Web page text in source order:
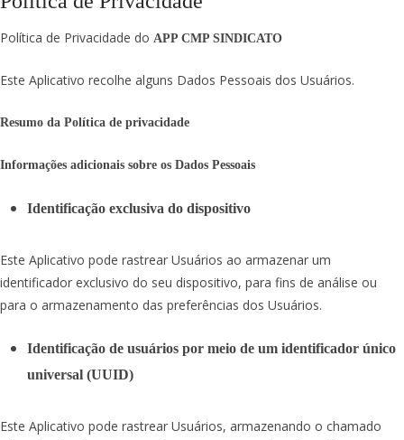
Política de Privacidade do APP CMP SINDICATO
Este Aplicativo recolhe alguns Dados Pessoais dos Usuários.
Resumo da Política de privacidade
Informações adicionais sobre os Dados Pessoais
Identificação exclusiva do dispositivo
Este Aplicativo pode rastrear Usuários ao armazenar um
identificador exclusivo do seu dispositivo, para fins de análise ou
para o armazenamento das preferências dos Usuários.
Identificação de usuários por meio de um identificador único
universal (UUID)
Este Aplicativo pode rastrear Usuários, armazenando o chamado